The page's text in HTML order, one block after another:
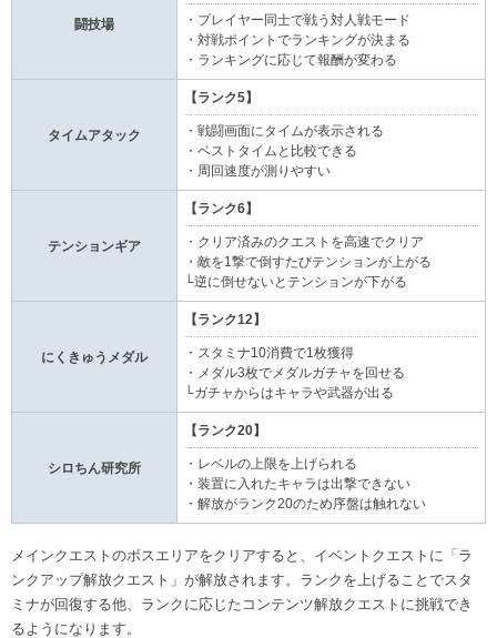
闘技場
・プレイヤー同士で戦う対人戦モード
・対戦ポイントでランキングが決まる
・ランキングに応じて報酬が変わる
タイムアタック
【ランク5】
・戦闘画面にタイムが表示される
・ベストタイムと比較できる
・周回速度が測りやすい
テンションギア
【ランク6】
・クリア済みのクエストを高速でクリア
・敵を1撃で倒すたびテンションが上がる
└逆に倒せないとテンションが下がる
にくきゅうメダル
【ランク12】
・スタミナ10消費で1枚獲得
・メダル3枚でメダルガチャを回せる
└ガチャからはキャラや武器が出る
シロちん研究所
【ランク20】
・レベルの上限を上げられる
・装置に入れたキャラは出撃できない
・解放がランク20のため序盤は触れない
メインクエストのボスエリアをクリアすると、イベントクエストに「ラ
ンクアップ解放クエスト」が解放されます。ランクを上げることでスタ
ミナが回復する他、ランクに応じたコンテンツ解放クエストに挑戦でき
るようになります。